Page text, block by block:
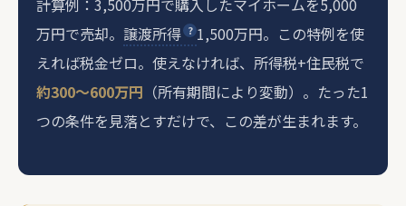
計算例：3,500万円で購入したマイホームを5,000
万円で売却。 譲渡所得
1,500万円。この特例を使
えれば税金ゼロ。使えなければ、所得税+住民税で
約300〜600万円 （所有期間により変動）。たった1
つの条件を見落とすだけで、この差が生まれます。